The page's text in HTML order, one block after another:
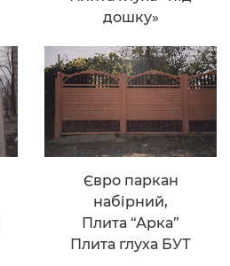
дошку»
Євро паркан
набірний,
Плита “Арка”
Плита глуха БУТ